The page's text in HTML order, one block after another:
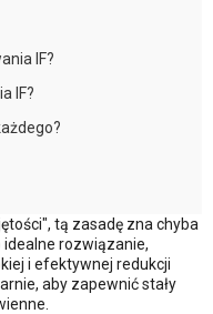
IF?
IF?
tą zasadę zna chyba
idealne rozwiązanie,
i efektywnej redukcji
aby zapewnić stały